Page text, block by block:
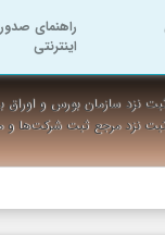
راهنمای
اینترنتی
نزد سازمان بورس و اوراق
نزد مرجع ثبت شرکت‌ها و